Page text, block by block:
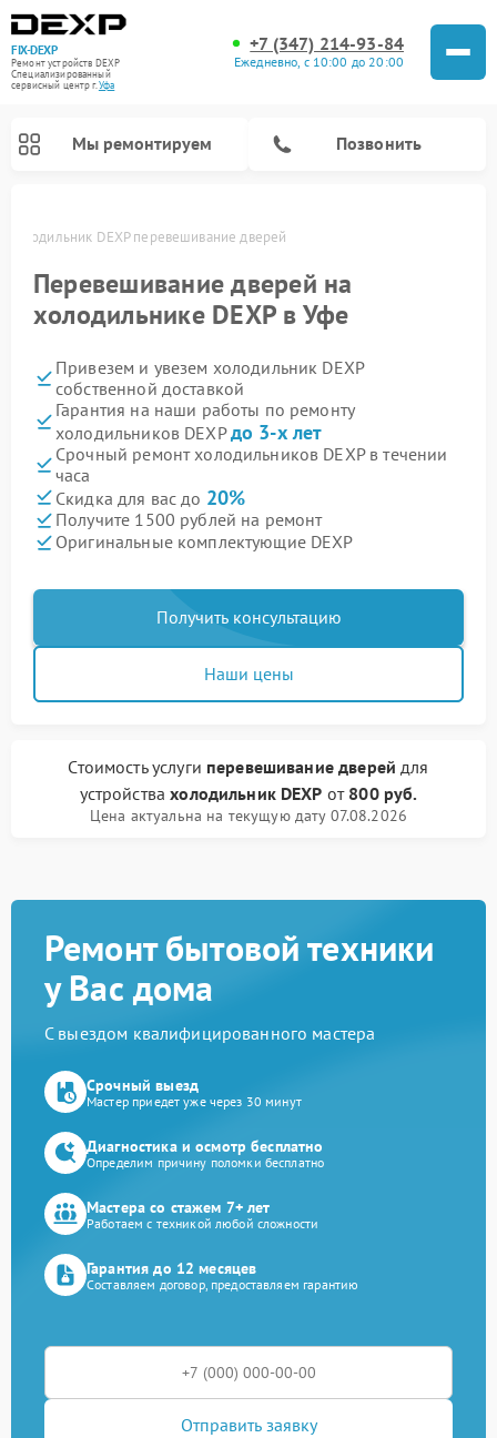
FIX-DEXP
Ремонт устройств DEXP
Специализированный
cервисный центр г.Уфа
+7 (347) 214-93-84
Ежедневно, с 10:00 до 20:00
Мы ремонтируем Позвонить
Холодильник DEXP перевешивание дверей
Перевешивание дверей на
холодильнике DEXP в Уфе
Привезем и увезем холодильник DEXP
собственной доставкой
Гарантия на наши работы по ремонту
холодильников DEXPдо 3-х лет
Срочный ремонт холодильников DEXP в течении
часа
Скидка для вас до 20%
Получите 1500 рублей на ремонт
Оригинальные комплектующие DEXP
Получить консультацию
Наши цены
Стоимость услуги перевешивание дверей для
устройствахолодильник DEXP от 800 руб.
Цена актуальна на текущую дату 07.08.2026
Ремонт бытовой техники
у Вас дома
С выездом квалифицированного мастера
Срочный выезд
Мастер приедет уже через 30 минут
Диагностика и осмотр бесплатно
Определим причину поломки бесплатно
Мастера со стажем 7+ лет
Работаем с техникой любой сложности
Гарантия до 12 месяцев
Составляем договор, предоставляем гарантию
Отправить заявку